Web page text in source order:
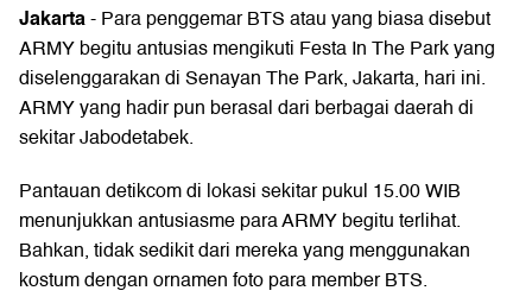
Jakarta-Para penggemar BTS atau yang biasa disebut
ARMY begitu antusias mengikuti Festa In The Park yang
diselenggarakan di Senayan The Park, Jakarta, hari ini.
ARMY yang hadir pun berasal dari berbagai daerah di
sekitar Jabodetabek.
Pantauan detikcom di lokasi sekitar pukul 15.00 WIB
menunjukkan antusiasme para ARMY begitu terlihat.
Bahkan, tidak sedikit dari mereka yang menggunakan
kostum dengan ornamen foto para member BTS.